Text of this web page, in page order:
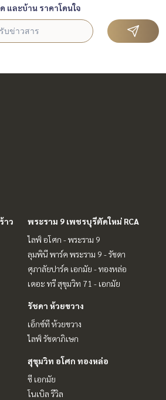
และบ้าน ราคาโดนใจ
าว
พระราม 9 เพชรบุรีตัดใหม่ RCA
ไลฟ์ อโศก - พระราม 9
ลุมพินี พาร์ค พระราม 9 - รัชดา
ศุภาลัยปาร์ค เอกมัย - ทองหล่อ
เดอะ ทรี สุขุมวิท 71 - เอกมัย
รัชดา ห้วยขวาง
เอ็กซ์ที ห้วยขวาง
ไลฟ์ รัชดาภิเษก
สุขุมวิท อโศก ทองหล่อ
ซี เอกมัย
โนเบิล รีวิล